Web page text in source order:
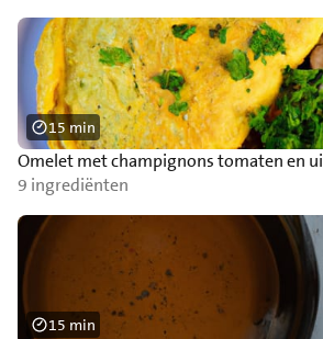
Omelet met champignons tomaten en ui
9 ingrediënten
15 min
15 min